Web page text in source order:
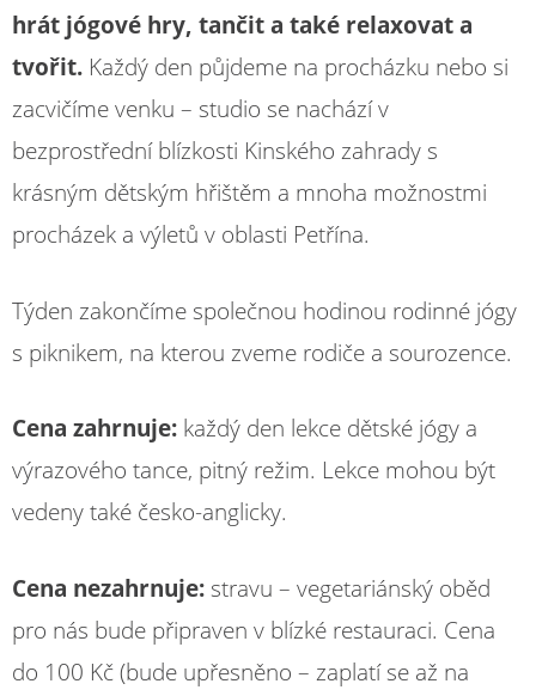
hrát jógové hry, tančit a také relaxovat a
tvořit. Každý den půjdeme na procházku nebo si
zacvičíme venku – studio se nachází v
bezprostřední blízkosti Kinského zahrady s
krásným dětským hřištěm a mnoha možnostmi
procházek a výletů v oblasti Petřína.
Týden zakončíme společnou hodinou rodinné jógy
s piknikem, na kterou zveme rodiče a sourozence.
Cena zahrnuje: každý den lekce dětské jógy a
výrazového tance, pitný režim. Lekce mohou být
vedeny také česko-anglicky.
Cena nezahrnuje: stravu – vegetariánský oběd
pro nás bude připraven v blízké restauraci. Cena
do 100 Kč (bude upřesněno – zaplatí se až na